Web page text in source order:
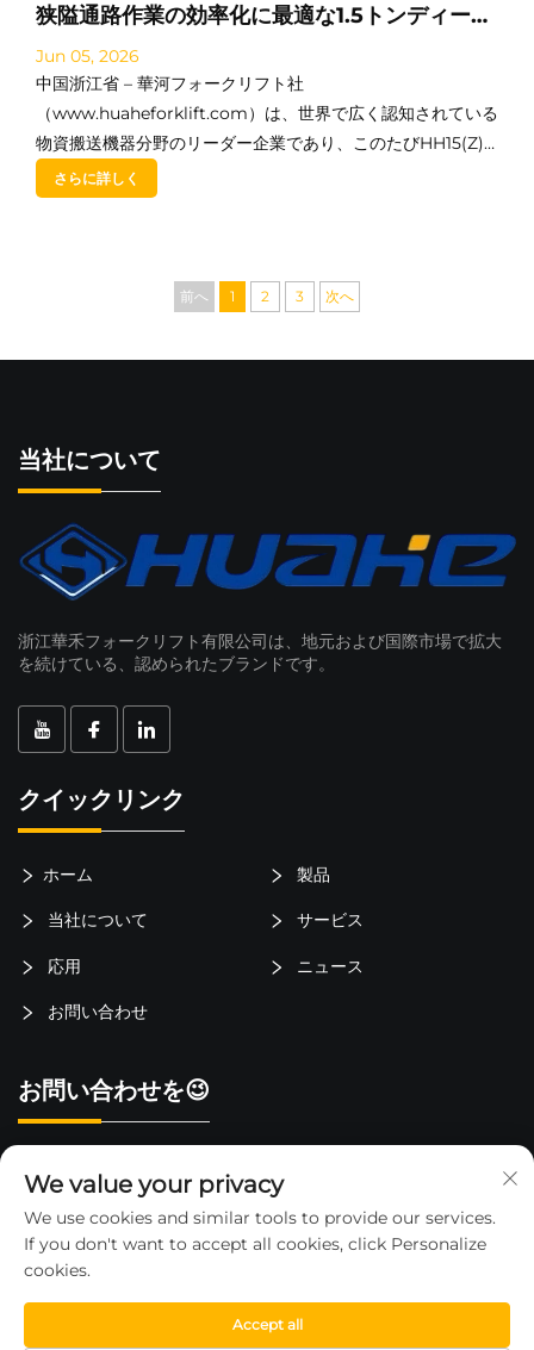
狭隘通路作業の効率化に最適な1.5トンディーゼ
ルフォークリフト
Jun 05, 2026
中国浙江省 – 華河フォークリフト社
（www.huaheforklift.com）は、世界で広く認知されている
物資搬送機器分野のリーダー企業であり、このたびHH15(Z)
シリーズの正式発表を誇りを持ってお知らせいたします。本
製品は、高品質な1.5トン級ディーゼルフォークリフトです。
さらに詳しく
前へ 1 2 3 次へ
当社について
浙江華禾フォークリフト有限公司は、地元および国際市場で拡大
を続けている、認められたブランドです。
クイックリンク
ホーム 製品
当社について サービス
応用 ニュース
お問い合わせ
お問い合わせを😉
15325652000
[email protected]
We value your privacy
We use cookies and similar tools to provide our services.
If you don't want to accept all cookies, click Personalize
cookies.
Accept all